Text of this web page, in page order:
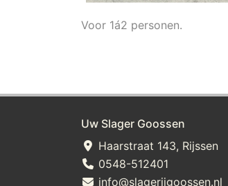
Voor 1á2 personen.
Uw Slager Goossen
Haarstraat 143, Rijssen
0548-512401
info@slagerijgoossen.nl